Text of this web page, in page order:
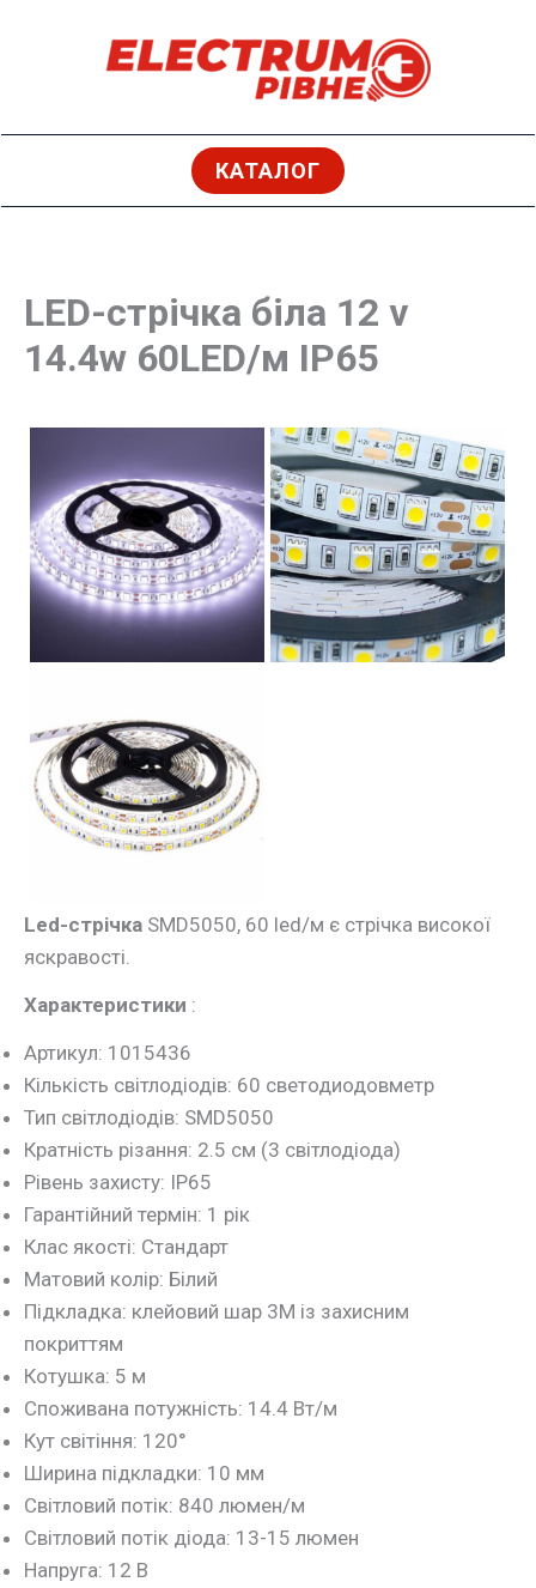
КАТАЛОГ
LED-стрічка біла 12 v
14.4w 60LED/м IP65
Led-стрічка SMD5050, 60 led/м є стрічка високої
яскравості.
Характеристики :
Артикул: 1015436
Кількість світлодіодів: 60 светодиодовметр
Тип світлодіодів: SMD5050
Кратність різання: 2.5 см (3 світлодіода)
Рівень захисту: IP65
Гарантійний термін: 1 рік
Клас якості: Стандарт
Матовий колір: Білий
Підкладка: клейовий шар 3M із захисним
покриттям
Котушка: 5 м
Споживана потужність: 14.4 Вт/м
Кут світіння: 120°
Ширина підкладки: 10 мм
Світловий потік: 840 люмен/м
Світловий потік діода: 13-15 люмен
Напруга: 12 В